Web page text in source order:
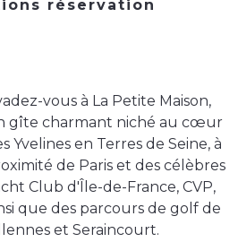
réservation
vous à La Petite Maison,
gîte charmant niché au cœur
Yvelines en Terres de Seine, à
de Paris et des célèbres
Club d'Île-de-France, CVP,
que des parcours de golf de
et Seraincourt.